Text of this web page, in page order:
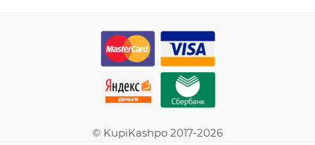
© KupiKashpo 2017-2026